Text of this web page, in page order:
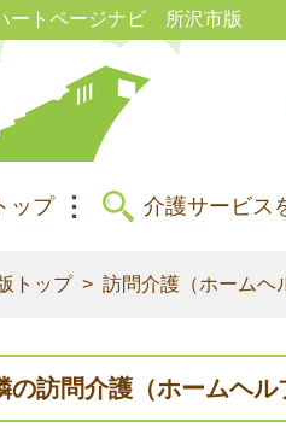
ートページナビ 所沢市版
ップ 介護サービス
トップ 訪問介護（ホームヘ
の訪問介護（ホームヘル